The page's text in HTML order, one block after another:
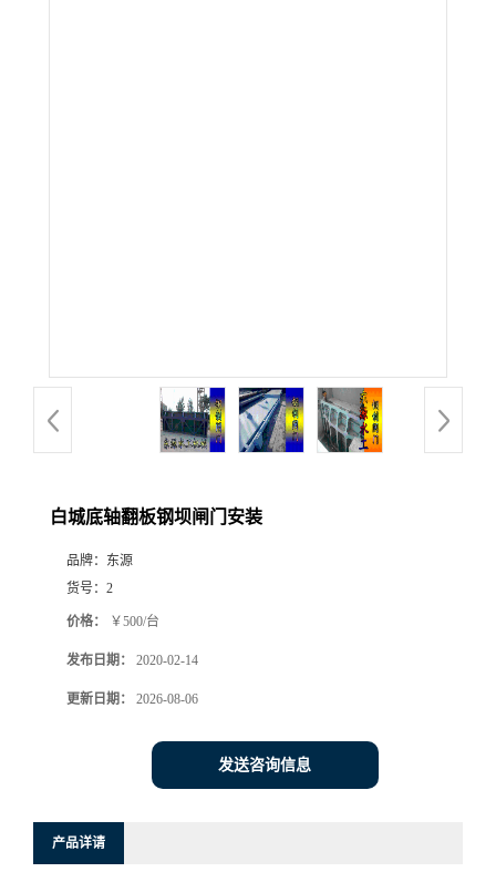
白城底轴翻板钢坝闸门安装
品牌： 东源
货号： 2
价格： ￥500/台
发布日期： 2020-02-14
更新日期： 2026-08-06
发送咨询信息
产品详请